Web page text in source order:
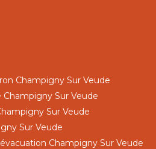
Champigny Sur Veude
Sur Veude
Sur Veude
Sur Veude
Champigny Sur Veude